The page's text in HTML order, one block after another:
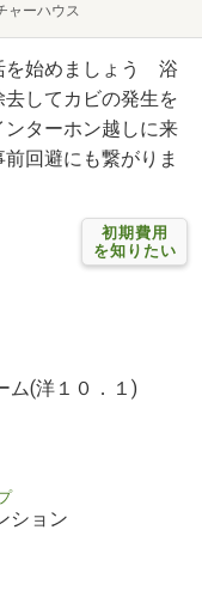
ャーハウス
を始めましょう 浴
してカビの発生を
ターホン越しに来
回避にも繋がりま
初期費用
を知りたい
ム(洋１０．１)
ション